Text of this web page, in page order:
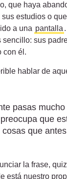
que haya
estudios o
a una pantalla
sencillo: sus
con él.
hablar de
pasas mucho
que
cosas que
la frase,
está nuestro